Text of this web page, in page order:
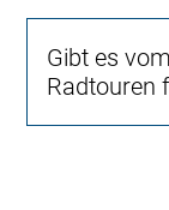
Gibt es
Radtouren